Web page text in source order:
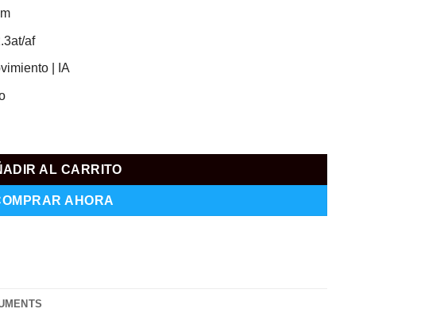
af
| IA
AL CARRITO
AHORA